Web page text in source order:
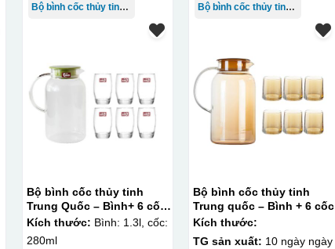
Bộ bình cốc thủy tinh TQ
Bộ bình cốc thủy tinh
Trung Quốc – Bình+ 6 cốc
bầu cao Deli
Kích thước: Bình: 1.3l, cốc:
280ml
Bộ bình cốc thủy tinh TQ
Bộ bình cốc thủy tinh
Trung quốc – Bình + 6 cốc
Kích thước:
TG sản xuất: 10 ngày ngày